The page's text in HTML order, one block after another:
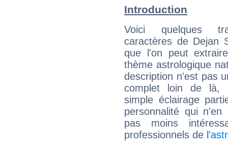
Introduction
Voici quelques
caractères de Dejan
que l'on peut
thème astrologique
description n'est pas
complet loin de là,
simple éclairage
personnalité qui n'en
pas moins
professionnels de l'